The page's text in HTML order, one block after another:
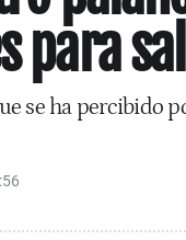
para
se ha percibido